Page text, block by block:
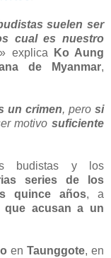
suelen ser
cual es nuestro
» explica
Ko Aung
de Myanmar,
un crimen, perosi
motivo suficiente
budistas y los
series de los
quince años, a
que acusan a un
en Taunggote, en